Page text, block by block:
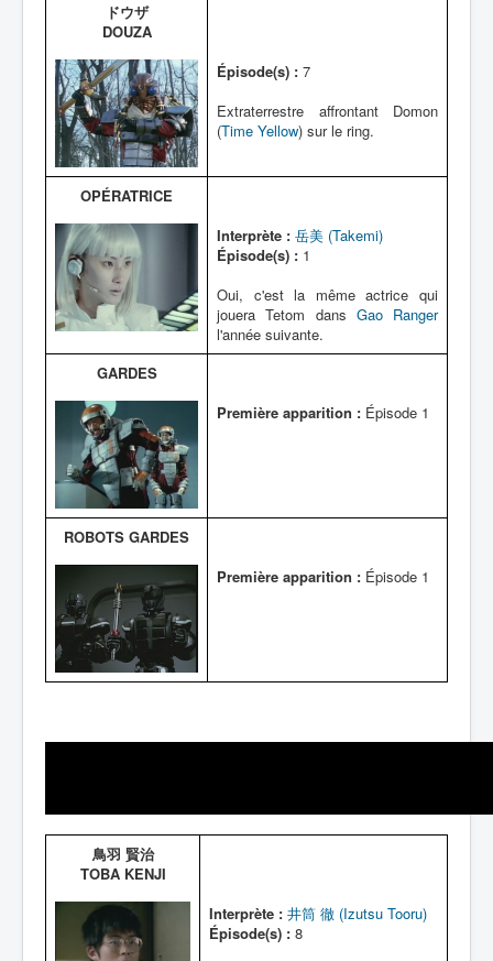
ドウザ
DOUZA
Épisode(s) : 7
Extraterrestre affrontant Domon
(Time Yellow) sur le ring.
OPÉRATRICE
Interprète : 岳美 (Takemi)
Épisode(s) : 1
Oui, c'est la même actrice qui
jouera Tetom dans Gao Ranger
l'année suivante.
GARDES
Première apparition : Épisode 1
ROBOTS GARDES
Première apparition : Épisode 1
鳥羽 賢治
TOBA KENJI
Interprète : 井筒 徹 (Izutsu Tooru)
Épisode(s) : 8